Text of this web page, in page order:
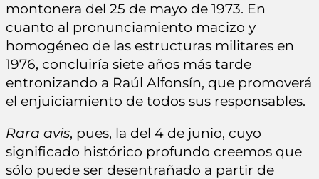
montonera del 25 de mayo de 1973. En
cuanto al pronunciamiento macizo y
homogéneo de las estructuras militares en
1976, concluiría siete años más tarde
entronizando a Raúl Alfonsín, que promoverá
el enjuiciamiento de todos sus responsables.
Rara avis, pues, la del 4 de junio, cuyo
significado histórico profundo creemos que
sólo puede ser desentrañado a partir de